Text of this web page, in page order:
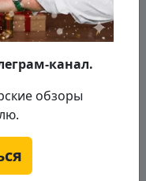
канал.
обзоры